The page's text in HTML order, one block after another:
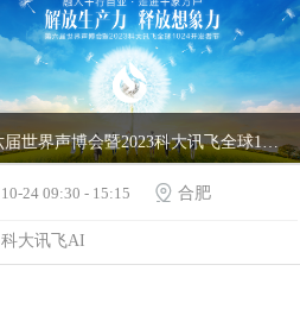
第六届世界声博会暨2023科大讯飞全球1024开发者节—1024开幕式&发布会
10-24 09:30 - 15:15  合肥
科大讯飞AI